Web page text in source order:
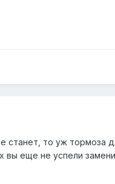
то уж тормоза
еще не успели